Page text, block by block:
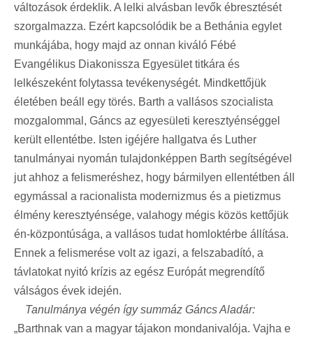
változások érdeklik. A lelki alvásban levők ébresztését
szorgalmazza. Ezért kapcsolódik be a Bethánia egylet
munkájába, hogy majd az onnan kiváló Fébé
Evangélikus Diakonissza Egyesület titkára és
lelkészeként folytassa tevékenységét. Mindkettőjük
életében beáll egy törés. Barth a vallásos szocialista
mozgalommal, Gáncs az egyesületi keresztyénséggel
került ellentétbe. Isten igéjére hallgatva és Luther
tanulmányai nyomán tulajdonképpen Barth segítségével
jut ahhoz a felismeréshez, hogy bármilyen ellentétben áll
egymással a racionalista modernizmus és a pietizmus
élmény keresztyénsége, valahogy mégis közös kettőjük
én-központúsága, a vallásos tudat homloktérbe állítása.
Ennek a felismerése volt az igazi, a felszabadító, a
távlatokat nyitó krízis az egész Európát megrendítő
válságos évek idején.
Tanulmánya végén így summáz Gáncs Aladár:
„Barthnak van a magyar tájakon mondanivalója. Vajha e